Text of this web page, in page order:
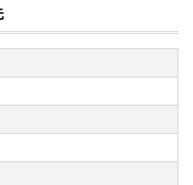
の特産品を、四季折々お
崎和牛。諫早が誇る特別